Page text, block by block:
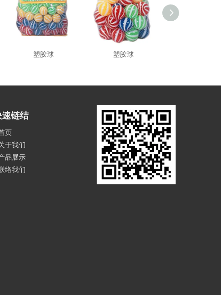
塑胶球 塑胶球
速链结
页
于我们
品展示
络我们